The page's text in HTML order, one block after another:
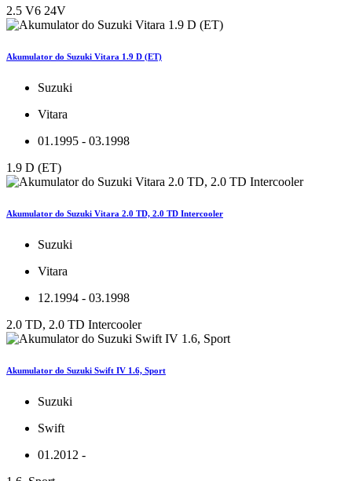
2.5 V6 24V
Akumulator do Suzuki Vitara 1.9 D (ET)
Suzuki
Vitara
01.1995 - 03.1998
1.9 D (ET)
Akumulator do Suzuki Vitara 2.0 TD, 2.0 TD Intercooler
Suzuki
Vitara
12.1994 - 03.1998
2.0 TD, 2.0 TD Intercooler
Akumulator do Suzuki Swift IV 1.6, Sport
Suzuki
Swift
01.2012 -